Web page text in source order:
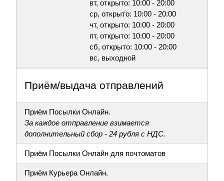
вт, открыто: 10:00 - 20:00
ср, открыто: 10:00 - 20:00
чт, открыто: 10:00 - 20:00
пт, открыто: 10:00 - 20:00
сб, открыто: 10:00 - 20:00
вс, выходной
Приём/выдача отправлений
Приём Посылки Онлайн.
За каждое отправление взимается
дополнительный сбор - 24 рубля с НДС.
Приём Посылки Онлайн для почтоматов
Приём Курьера Онлайн.